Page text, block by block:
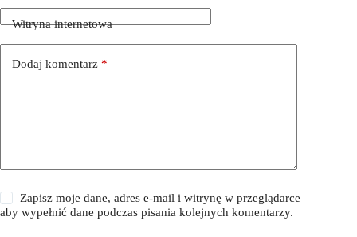
Witryna internetowa
Dodaj komentarz *
Zapisz moje dane, adres e-mail i witrynę w przeglądarce
aby wypełnić dane podczas pisania kolejnych komentarzy.